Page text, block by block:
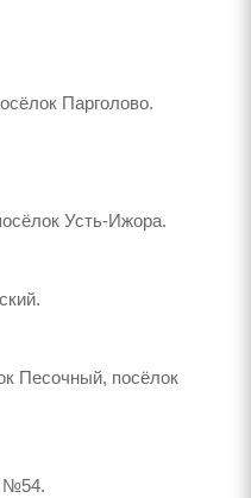
Парголово.
Усть-Ижора.
Песочный, посёлок
№54.